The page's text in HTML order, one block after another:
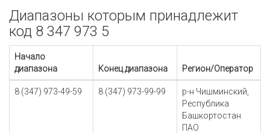
Диапазоны которым принадлежит
код 8 347 973 5
Начало
диапазона
Конец диапазона Регион/Оператор
8 (347) 973-49-59 8 (347) 973-99-99
р-н Чишминский,
Республика
Башкортостан
ПАО